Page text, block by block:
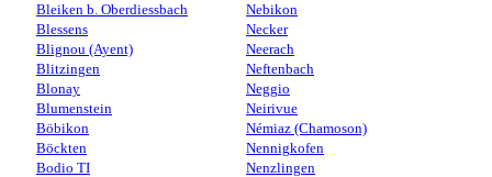
Bleiken b. Oberdiessbach
Blessens
Blignou (Ayent)
Blitzingen
Blonay
Blumenstein
Böbikon
Böckten
Bodio TI
Nebikon
Necker
Neerach
Neftenbach
Neggio
Neirivue
Némiaz (Chamoson)
Nennigkofen
Nenzlingen